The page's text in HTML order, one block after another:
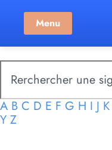
Menu
A B C D E F G H I J K
Y Z